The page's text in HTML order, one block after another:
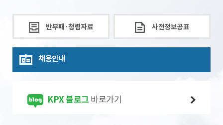
반부패·청렴자료 사전정보공표
채용안내
KPX 블로그 바로가기